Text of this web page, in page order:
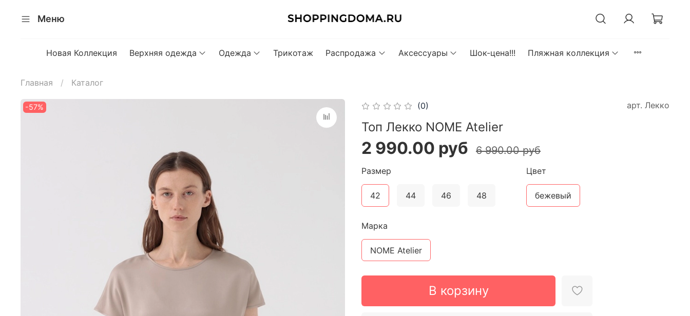
Меню
Новая Коллекция Верхняя одежда Одежда Трикотаж Распродажа Аксессуары Шок-цена!!! Пляжная коллекция
Главная Каталог
-57% (0) арт. Лекко
Топ Лекко NOME Atelier
2 990.00 руб 6 990.00 руб
В корзину
Размер
42 44 46 48
Цвет
бежевый
Марка
NOME Atelier